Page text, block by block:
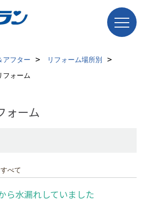
アフター
リフォーム場所別
フォーム
ォーム
べて
ら水漏れしていました